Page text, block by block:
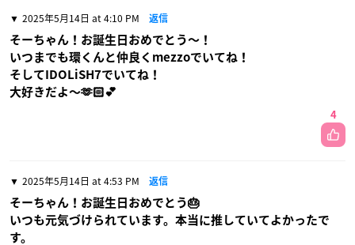
2025年5月14日 at 4:10 PM 返信
そーちゃん！お誕生日おめでとう〜！
いつまでも環くんと仲良くmezzoでいてね！
そしてIDOLiSH7でいてね！
大好きだよ〜🫶🏻︎💕︎︎
4
2025年5月14日 at 4:53 PM 返信
そーちゃん！お誕生日おめでとう🎂
いつも元気づけられています。本当に推していてよかったで
す。